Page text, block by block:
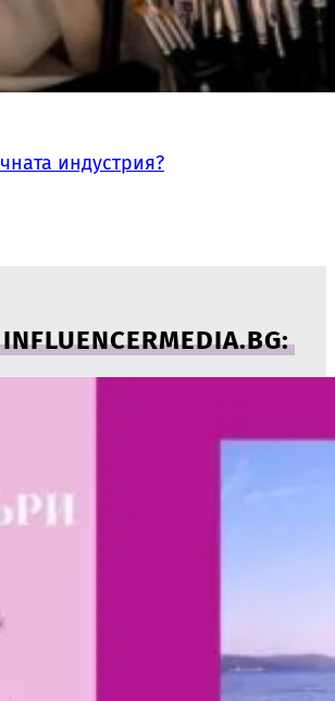
индустрия?